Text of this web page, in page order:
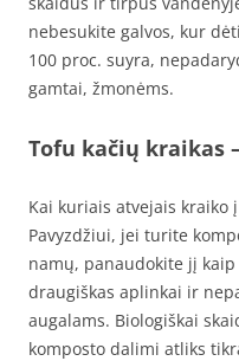
nebesukite galvos, kur
100 proc. suyra,
gamtai, žmonėms.
Tofu kačių kraikas
Kai kuriais atvejais
Pavyzdžiui, jei turite
namų, panaudokite jį
draugiškas aplinkai ir
augalams. Biologiškai
komposto dalimi atliks